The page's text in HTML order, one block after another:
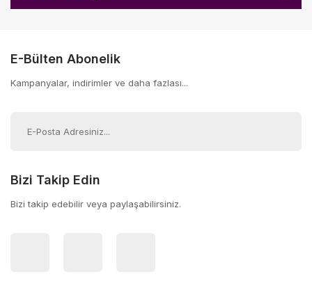
E-Bülten Abonelik
Kampanyalar, indirimler ve daha fazlası...
Bizi Takip Edin
Bizi takip edebilir veya paylaşabilirsiniz.